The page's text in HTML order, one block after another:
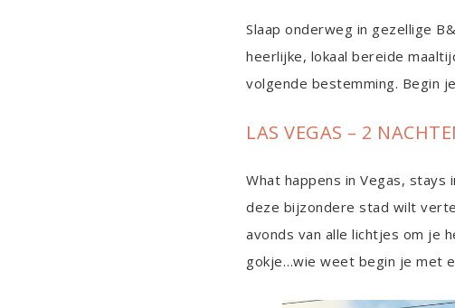
Slaap onderweg in gezellige
heerlijke, lokaal bereide
volgende bestemming. Begin
LAS VEGAS – 2
What happens in Vegas,
deze bijzondere stad wilt
avonds van alle lichtjes om je
gokje…wie weet begin je met